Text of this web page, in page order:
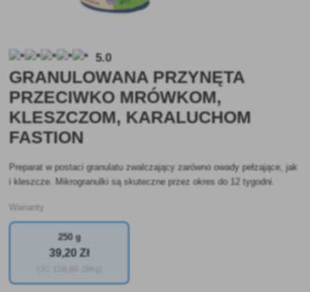
5.0
GRANULOWANA PRZYNĘTA
PRZECIWKO MRÓWKOM,
KLESZCZOM, KARALUCHOM
FASTION
Preparat w postaci granulatu zwalczający zarówno owady pełzające, jak
i kleszcze. Mikrogranulki są skuteczne przez okres do 12 tygodni.
Warianty
250 g
39,20 Zł